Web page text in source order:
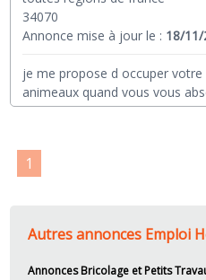
34070
Annonce mise à jour le : 18/11/
je me propose d occuper
animeaux quand vous vous
1
Autres annonces Emploi
Annonces Bricolage et Petits